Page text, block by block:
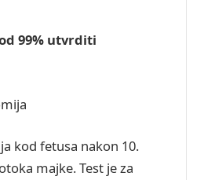
99% utvrditi
kod fetusa nakon 10.
majke. Test je za